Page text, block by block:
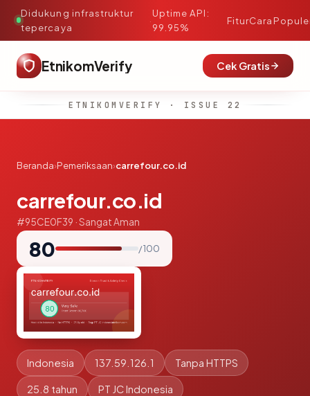
Didukung infrastruktur
tepercaya
·
Uptime API:
99.95%
FiturCara
EtnikomVerify Cek Gratis
ETNIKOMVERIFY · ISSUE 22
Beranda›Pemeriksaan›carrefour.co.id
carrefour.co.id
#95CE0F39 · Sangat Aman
80 / 100
Indonesia 137.59.126.1 Tanpa HTTPS
25.8 tahun PT JC Indonesia